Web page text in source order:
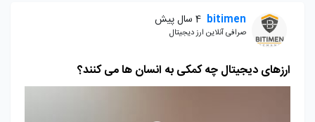
bitimen 4 سال پیش
صرافی آنلاین ارز دیجیتال
ارزهای دیجیتال چه کمکی به انسان ها می کنند؟